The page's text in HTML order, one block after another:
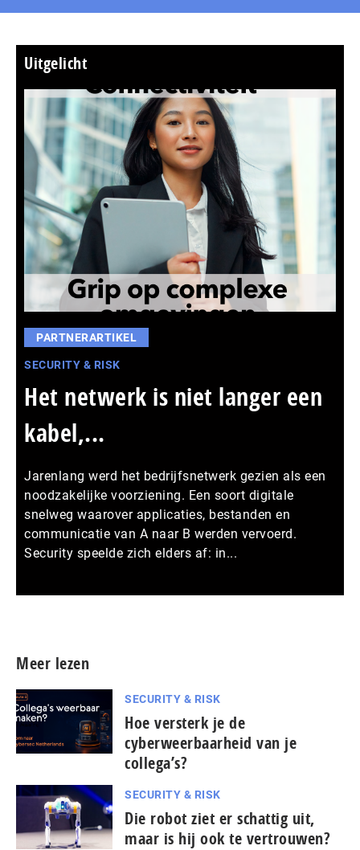
Uitgelicht
PARTNERARTIKEL
SECURITY & RISK
Het netwerk is niet langer een
kabel,...
Jarenlang werd het bedrijfsnetwerk gezien als een
noodzakelijke voorziening. Een soort digitale
snelweg waarover applicaties, bestanden en
communicatie van A naar B werden vervoerd.
Security speelde zich elders af: in...
Meer lezen
SECURITY & RISK
Hoe versterk je de
cyberweerbaarheid van je
collega’s?
SECURITY & RISK
Die robot ziet er schattig uit,
maar is hij ook te vertrouwen?